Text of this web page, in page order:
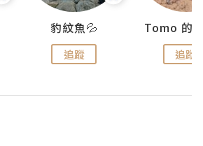
豹紋魚💦
追蹤 追蹤